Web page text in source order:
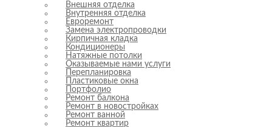
Внешняя отделка
Внутренняя отделка
Евроремонт
Замена электропроводки
Кирпичная кладка
Кондиционеры
Натяжные потолки
Оказываемые нами услуги
Перепланировка
Пластиковые окна
Портфолио
Ремонт балкона
Ремонт в новостройках
Ремонт ванной
Ремонт квартир